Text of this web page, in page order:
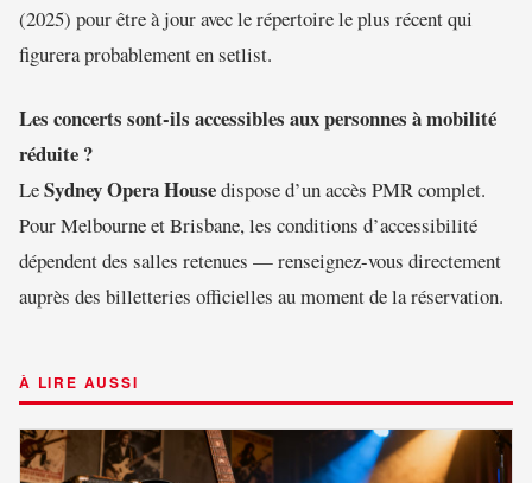
(2025) pour être à jour avec le répertoire le plus récent qui
figurera probablement en setlist.
Les concerts sont-ils accessibles aux personnes à mobilité
réduite ?
LeSydney Opera Housedispose d’un accès PMR complet.
Pour Melbourne et Brisbane, les conditions d’accessibilité
dépendent des salles retenues — renseignez-vous directement
auprès des billetteries officielles au moment de la réservation.
À LIRE AUSSI